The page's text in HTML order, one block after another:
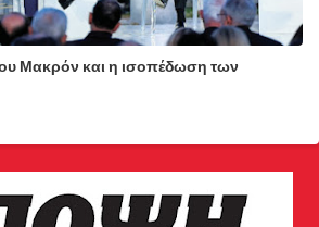
Μακρόν και η ισοπέδωση των